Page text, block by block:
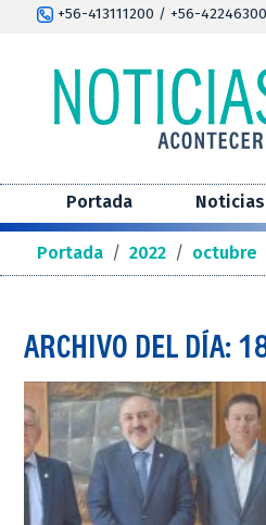
+56-413111200 / +56-
Portada Noticias
Portada / 2022 / octubre
ARCHIVO DEL DÍA: